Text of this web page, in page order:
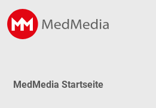
MedMedia Startseite